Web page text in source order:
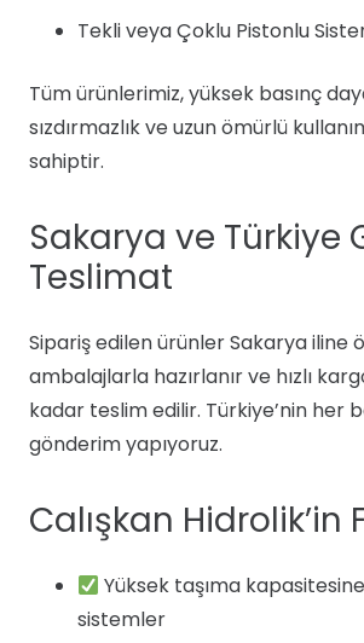
Tekli veya Çoklu Pistonlu
Tüm ürünlerimiz, yüksek basınç
sızdırmazlık ve uzun ömürlü
sahiptir.
Sakarya ve Türkiye
Teslimat
Sipariş edilen ürünler Sakarya iline
ambalajlarla hazırlanır ve hızlı
kadar teslim edilir. Türkiye’nin her
gönderim yapıyoruz.
Calışkan Hidrolik’in
Yüksek taşıma
sistemler